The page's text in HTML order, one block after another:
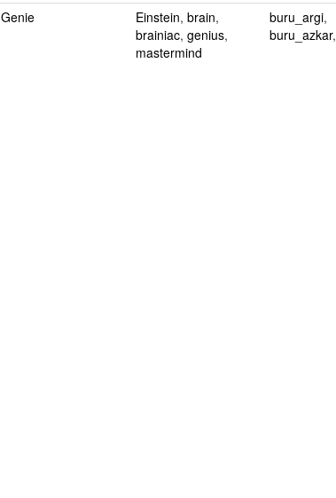
Genie Einstein, brain,
brainiac, genius,
mastermind
buru_argi,
buru_azkar,